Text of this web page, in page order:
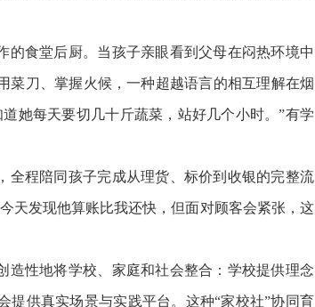
食堂后厨。当孩子亲眼看到父母在闷热环境中
菜刀、掌握火候，一种超越语言的相互理解在烟
她每天要切几十斤蔬菜，站好几个小时。”有学
程陪同孩子完成从理货、标价到收银的完整流
天发现他算账比我还快，但面对顾客会紧张，这
性地将学校、家庭和社会整合：学校提供理念
提供真实场景与实践平台。这种“家校社”协同育